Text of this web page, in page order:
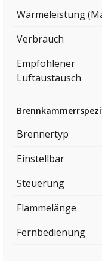
Wärmeleistung
Verbrauch
Empfohlener
Luftaustausch
Brennertyp
Einstellbar
Steuerung
Flammelänge
Fernbedienung